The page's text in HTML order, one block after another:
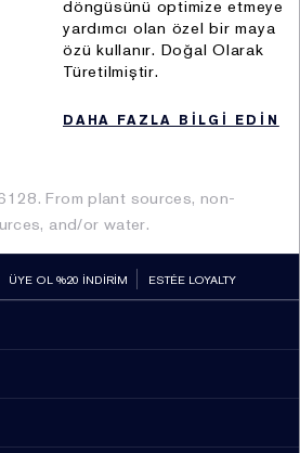
döngüsünü optimize etmeye
yardımcı olan özel bir maya
özü kullanır. Doğal Olarak
Türetilmiştir.
DAHA FAZLA BİLGİ EDİN
From plant sources, non-
and/or water.
ÜYE OL %20 İNDİRİM ESTÉE LOYALTY